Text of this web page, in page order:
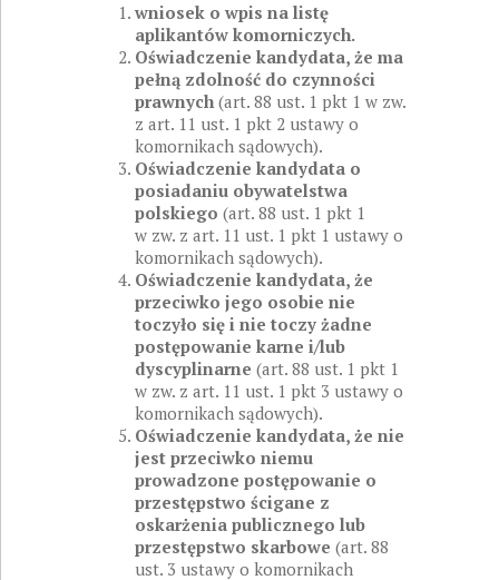
wniosek o wpis na listę
aplikantów komorniczych.
Oświadczenie kandydata, że ma
pełną zdolność do czynności
prawnych(art. 88 ust. 1 pkt 1 w zw.
z art. 11 ust. 1 pkt 2 ustawy o
komornikach sądowych).
Oświadczenie kandydata o
posiadaniu obywatelstwa
polskiego (art. 88 ust. 1 pkt 1
w zw. z art. 11 ust. 1 pkt 1 ustawy o
komornikach sądowych).
Oświadczenie kandydata, że
przeciwko jego osobie nie
toczyło się i nie toczy żadne
postępowanie karne i/lub
dyscyplinarne (art. 88 ust. 1 pkt 1
w zw. z art. 11 ust. 1 pkt 3 ustawy o
komornikach sądowych).
Oświadczenie kandydata, że nie
jest przeciwko niemu
prowadzone postępowanie o
przestępstwo ścigane z
oskarżenia publicznego lub
przestępstwo skarbowe (art. 88
ust. 3 ustawy o komornikach